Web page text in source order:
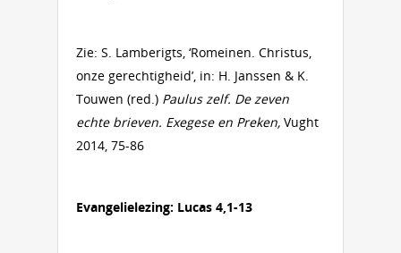
Zie: S. Lamberigts, ‘Romeinen. Christus,
onze gerechtigheid’, in: H. Janssen & K.
Touwen (red.) Paulus zelf. De zeven
echte brieven. Exegese en Preken, Vught
2014, 75-86
Evangelielezing: Lucas 4,1-13